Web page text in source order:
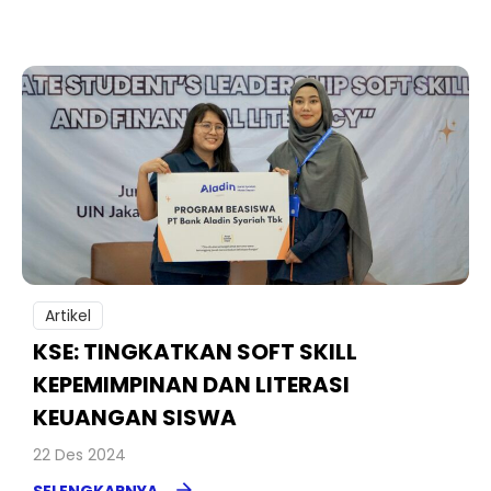
Artikel
KSE: TINGKATKAN SOFT SKILL
KEPEMIMPINAN DAN LITERASI
KEUANGAN SISWA
22 Des 2024